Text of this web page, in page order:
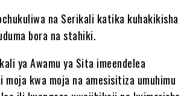
na Serikali katika kuhakikisha
bora na stahiki.
ya Awamu ya Sita imeendelea
kwa moja na amesisitiza umuhimu